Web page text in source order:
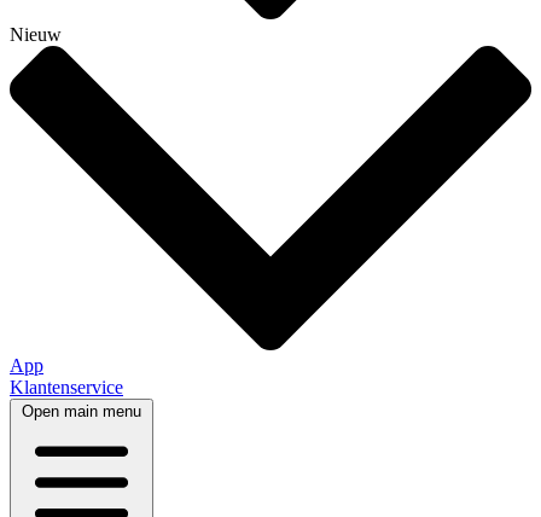
Nieuw
App
Klantenservice
Open main menu